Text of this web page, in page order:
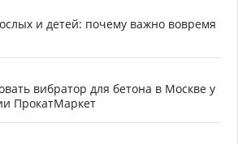
и детей: почему важно вовремя
вибратор для бетона в Москве у
ПрокатМаркет